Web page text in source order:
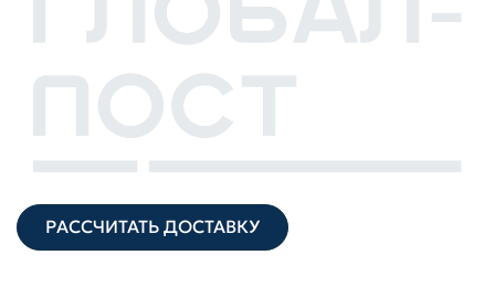
РАССЧИТАТЬ ДОСТАВКУ